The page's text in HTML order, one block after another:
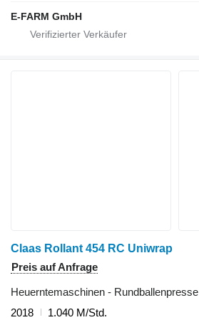
E-FARM GmbH
Claas Rollant 454 RC Uniwrap
Preis auf Anfrage
Heuerntemaschinen - Rundballenpresse
2018
1.040 M/Std.